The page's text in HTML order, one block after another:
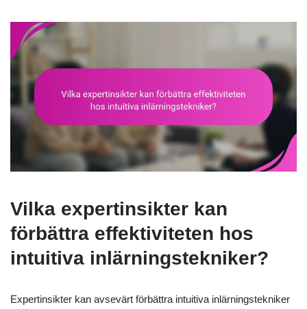
Vilka expertinsikter kan
förbättra effektiviteten hos
intuitiva inlärningstekniker?
Expertinsikter kan avsevärt förbättra intuitiva inlärningstekniker